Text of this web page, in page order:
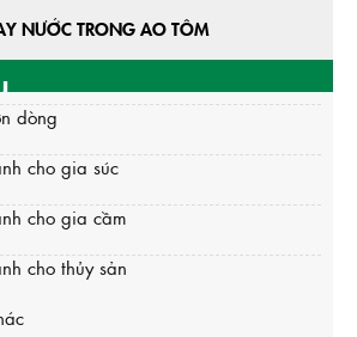
NƯỚC TRONG AO TÔM
dòng
cho gia súc
cho gia cầm
cho thủy sản